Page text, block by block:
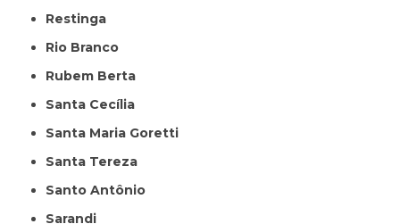
Restinga
Rio Branco
Rubem Berta
Santa Cecília
Santa Maria Goretti
Santa Tereza
Santo Antônio
Sarandi